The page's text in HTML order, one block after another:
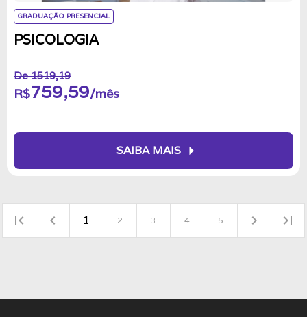
GRADUAÇÃO PRESENCIAL
PSICOLOGIA
De 1519,19
R$759,59/mês
SAIBA MAIS arrow_right
first_page navigate_before 1 2 3 4 5 navigate_next last_page